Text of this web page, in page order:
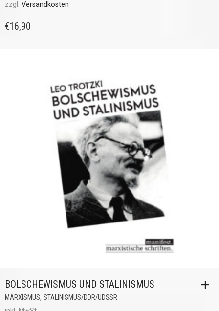
zzgl. Versandkosten
€16,90
BOLSCHEWISMUS UND STALINISMUS
MARXISMUS, STALINISMUS/DDR/UDSSR